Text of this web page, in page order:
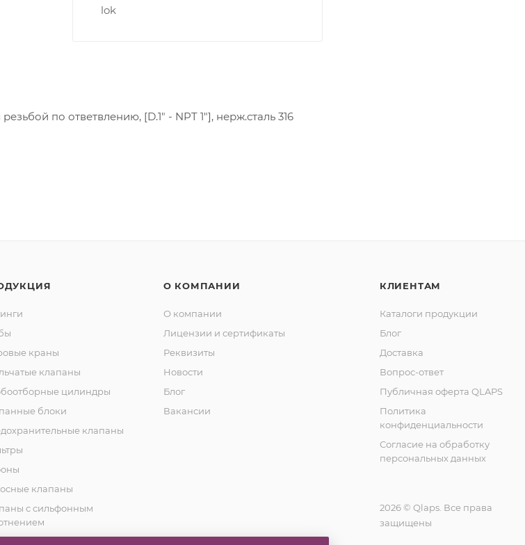
lok
по ответвлению, [D.1" - NPT 1"], нерж.сталь 316
краны
клапаны
цилиндры
блоки
клапаны
клапаны
с сильфонным
О КОМПАНИИ
О компании
Лицензии и сертификаты
Реквизиты
Новости
Блог
Вакансии
КЛИЕНТАМ
Каталоги продукции
Блог
Доставка
Вопрос-ответ
Публичная оферта QLAPS
Политика
конфиденциальности
Согласие на обработку
персональных данных
2026 © Qlaps. Все права
защищены